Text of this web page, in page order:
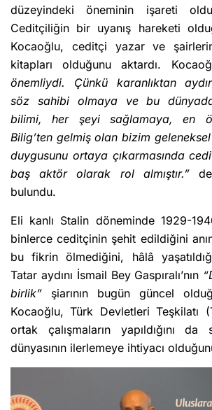
düzeyindeki öneminin işareti
Ceditçiliğin bir uyanış hareketi
Kocaoğlu, ceditçi yazar ve
kitapları olduğunu aktardı.
önemliydi. Çünkü karanlıktan
söz sahibi olmaya ve bu
bilimi, her şeyi sağlamaya, en
Bilig’ten gelmiş olan bizim
duygusunu ortaya çıkarmasında
baş aktör olarak rol almıştır.”
bulundu.
Eli kanlı Stalin döneminde 1929-
binlerce ceditçinin şehit edildiğini
bu fikrin ölmediğini, hâlâ
Tatar aydını İsmail Bey Gaspıralı’nın
birlik” şiarının bugün güncel
Kocaoğlu, Türk Devletleri Teşkilatı
ortak çalışmaların yapıldığını
dünyasının ilerlemeye ihtiyacı